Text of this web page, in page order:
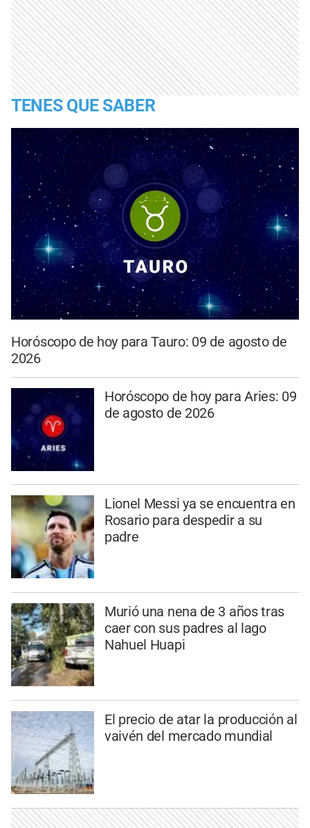
TENES QUE SABER
Horóscopo de hoy para Tauro: 09 de agosto de
2026
Horóscopo de hoy para Aries: 09
de agosto de 2026
Lionel Messi ya se encuentra en
Rosario para despedir a su
padre
Murió una nena de 3 años tras
caer con sus padres al lago
Nahuel Huapi
El precio de atar la producción al
vaivén del mercado mundial